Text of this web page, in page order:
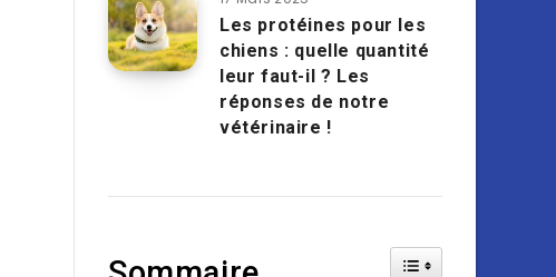
Les protéines pour les
chiens : quelle quantité
leur faut-il ? Les
réponses de notre
vétérinaire !
Toggle Table of